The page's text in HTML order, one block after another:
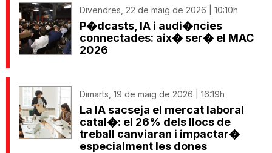
Divendres, 22 de maig de 2026 | 10:10h
P�dcasts, IA i audi�ncies
connectades: aix� ser� el MAC
2026
Dimarts, 19 de maig de 2026 | 16:19h
La IA sacseja el mercat laboral
catal�: el 26% dels llocs de
treball canviaran i impactar�
especialment les dones